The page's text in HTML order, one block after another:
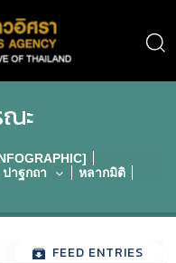
ณะ
าฐกถา
หลากมิติ
FEED ENTRIES